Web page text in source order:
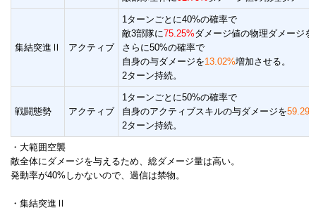
集結突進Ⅱ アクティブ
1ターンごとに40%の確率で
敵3部隊に75.25%ダメージ値の物理ダメージ
さらに50%の確率で
自身の与ダメージを13.02%増加させる。
2ターン持続。
戦闘態勢 アクティブ
1ターンごとに50%の確率で
自身のアクティブスキルの与ダメージを
2ターン持続。
・大範囲空襲
敵全体にダメージを与えるため、総ダメージ量は高い。
発動率が40%しかないので、過信は禁物。
・集結突進Ⅱ